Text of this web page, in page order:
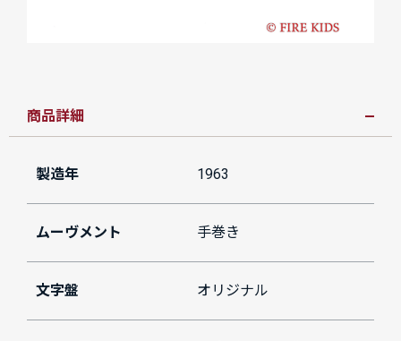
商品詳細
製造年 1963
ムーヴメント 手巻き
文字盤 オリジナル